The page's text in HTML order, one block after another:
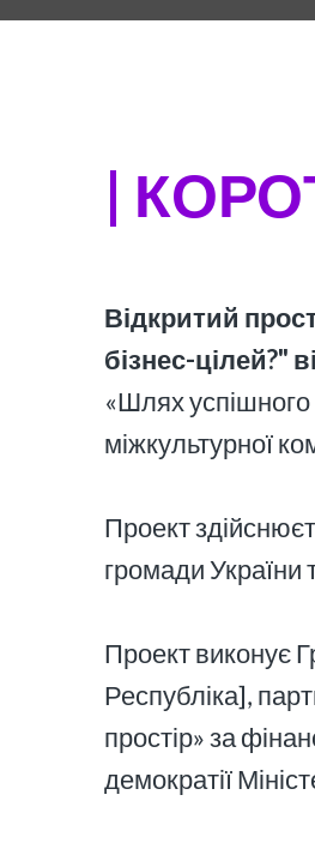
|
Відкритий
бізнес-цілей?"
«Шлях
міжкультурної
Проект
громади України
Проект виконує
Республіка],
простір» за
демократії